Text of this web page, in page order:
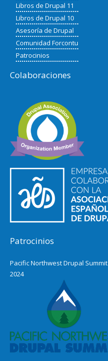
Libros de Drupal 11
Libros de Drupal 10
Asesoría de Drupal
Comunidad Forcontu
Patrocinios
Colaboraciones
Patrocinios
Pacific Northwest Drupal Summit
2024